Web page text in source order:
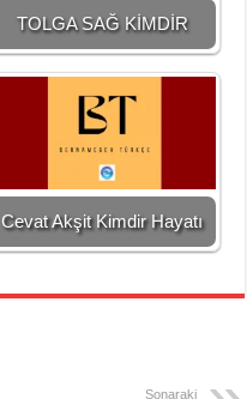
TOLGA SAĞ KİMDİR
Cevat Akşit Kimdir Hayatı
Sonaraki